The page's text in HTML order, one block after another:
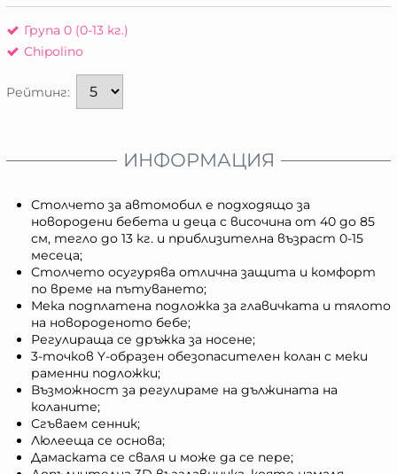
Група 0 (0-13 кг.)
Chipolino
Рейтинг:
ИНФОРМАЦИЯ
Столчето за автомобил е подходящо за
новородени бебета и деца с височина от 40 до 85
см, тегло до 13 кг. и приблизителна възраст 0-15
месеца;
Столчето осугурява отлична защита и комфорт
по време на пътуването;
Мека подплатена подложка за главичката и тялото
на новороденото бебе;
Регулираща се дръжка за носене;
3-точков Y-образен обезопасителен колан с меки
раменни подложки;
Възможност за регулираме на дължината на
коланите;
Сгъваем сенник;
Люлееща се основа;
Дамаската се сваля и може да се пере;